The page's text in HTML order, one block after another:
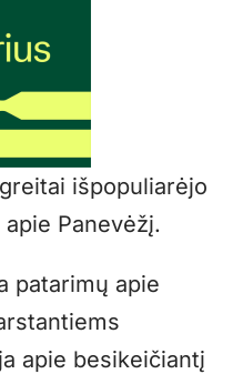
išpopuliarėjo
Panevėžį.
patarimų apie
apie besikeičiantį